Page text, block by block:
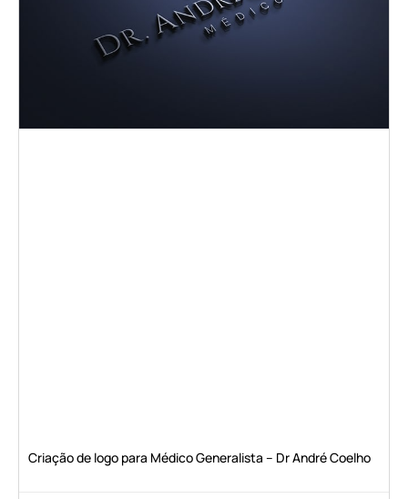
Criação de logo para Médico Generalista – Dr André Coelho